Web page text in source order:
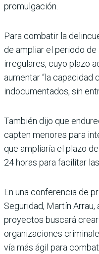
promulgación.
Para combatir la
de ampliar el periodo
irregulares, cuyo plazo
aumentar “la capacidad
indocumentados, sin
También dijo que
capten menores para
que ampliaría el plazo
24 horas para facilitar
En una conferencia de
Seguridad, Martín
proyectos buscará
organizaciones
vía más ágil para